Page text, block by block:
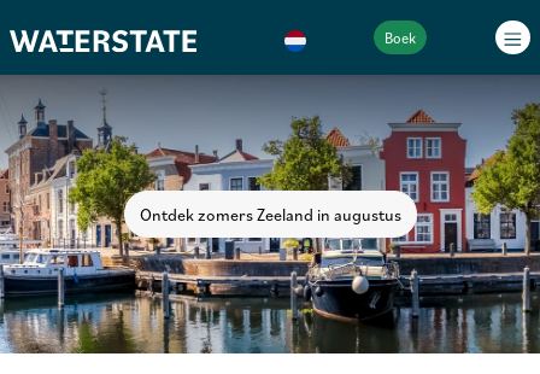
Boek
Ontdek zomers Zeeland in augustus